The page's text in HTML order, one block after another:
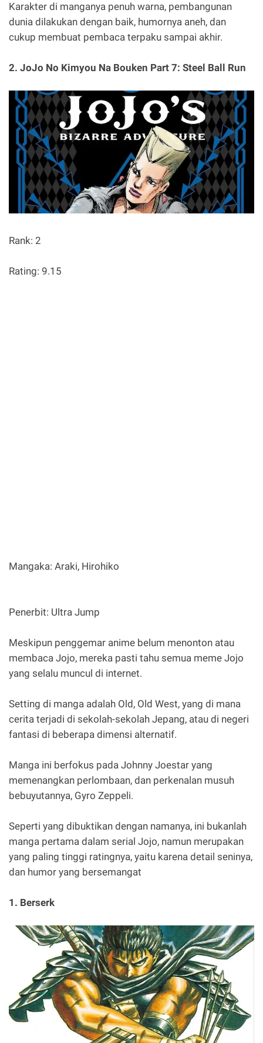
Karakter di manganya penuh warna, pembangunan
dunia dilakukan dengan baik, humornya aneh, dan
cukup membuat pembaca terpaku sampai akhir.
2. JoJo No Kimyou Na Bouken Part 7: Steel Ball Run
Rank: 2
Rating: 9.15
Mangaka: Araki, Hirohiko
Penerbit: Ultra Jump
Meskipun penggemar anime belum menonton atau
membaca Jojo, mereka pasti tahu semua meme Jojo
yang selalu muncul di internet.
Setting di manga adalah Old, Old West, yang di mana
cerita terjadi di sekolah-sekolah Jepang, atau di negeri
fantasi di beberapa dimensi alternatif.
Manga ini berfokus pada Johnny Joestar yang
memenangkan perlombaan, dan perkenalan musuh
bebuyutannya, Gyro Zeppeli.
Seperti yang dibuktikan dengan namanya, ini bukanlah
manga pertama dalam serial Jojo, namun merupakan
yang paling tinggi ratingnya, yaitu karena detail seninya,
dan humor yang bersemangat
1. Berserk